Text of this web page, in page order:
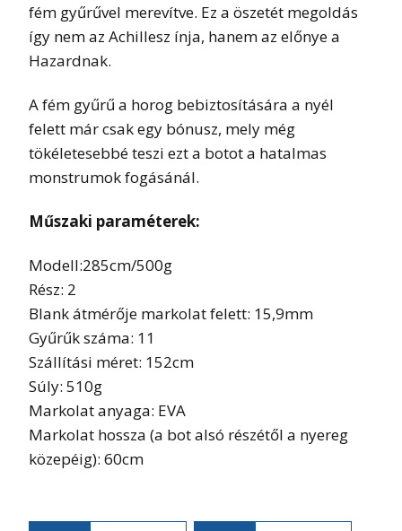
fém gyűrűvel merevítve. Ez a öszetét megoldás
így nem az Achillesz ínja, hanem az előnye a
Hazardnak.
A fém gyűrű a horog bebiztosítására a nyél
felett már csak egy bónusz, mely még
tökéletesebbé teszi ezt a botot a hatalmas
monstrumok fogásánál.
Műszaki paraméterek:
Modell:285cm/500g
Rész: 2
Blank átmérője markolat felett: 15,9mm
Gyűrűk száma: 11
Szállítási méret: 152cm
Súly: 510g
Markolat anyaga: EVA
Markolat hossza (a bot alsó részétől a nyereg
közepéig): 60cm